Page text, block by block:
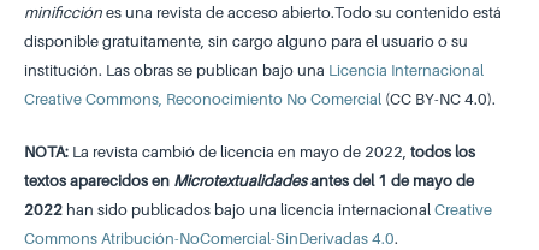
minificciónes una revista de acceso abierto.Todo su contenido está
disponible gratuitamente, sin cargo alguno para el usuario o su
institución. Las obras se publican bajo una Licencia Internacional
Creative Commons, Reconocimiento No Comercial(CC BY-NC 4.0).
NOTA:La revista cambió de licencia en mayo de 2022, todos los
textos aparecidos en Microtextualidadesantes del 1 de mayo de
2022han sido publicados bajo una licencia internacionalCreative
Commons Atribución-NoComercial-SinDerivadas 4.0.